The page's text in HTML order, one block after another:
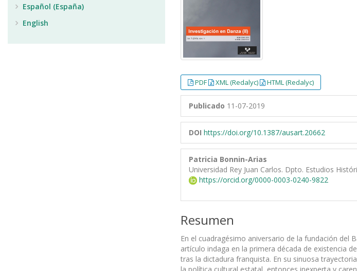
PDF XML (Redalyc) HTML (Redalyc)
Publicado 11-07-2019
DOI https://doi.org/10.1387/ausart.20662
Patricia Bonnin-Arias
Universidad Rey Juan Carlos. Dpto. Estudios
https://orcid.org/0000-0003-0240-9822
Resumen
En el cuadragésimo aniversario de la fundación del
artículo indaga en la primera década de existencia
tras la dictadura franquista. En su sinuosa
Español (España)
English